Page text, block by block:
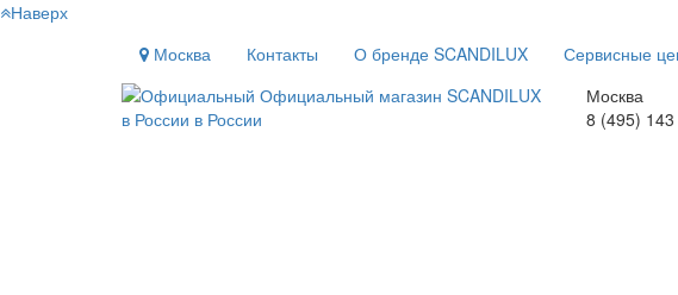
Наверх
Москва
Контакты О бренде SCANDILUX Сервисные
Москва
8 (495)